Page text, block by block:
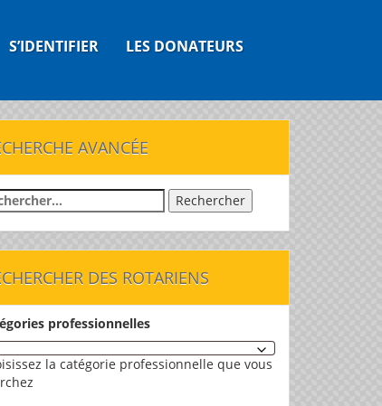
S’IDENTIFIER LES DONATEURS
AVANCÉE
:
DES ROTARIENS
professionnelles
la catégorie professionnelle que vous